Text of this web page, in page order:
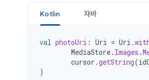
Kotlin 자바
val photoUri : Uri = Uri .
MediaStore. Images .
cursor .getString(
)